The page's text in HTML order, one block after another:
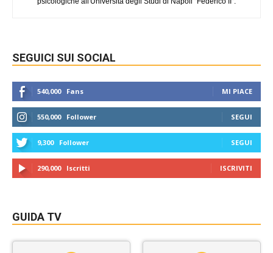
SEGUICI SUI SOCIAL
540,000 Fans MI PIACE
550,000 Follower SEGUI
9,300 Follower SEGUI
290,000 Iscritti ISCRIVITI
GUIDA TV